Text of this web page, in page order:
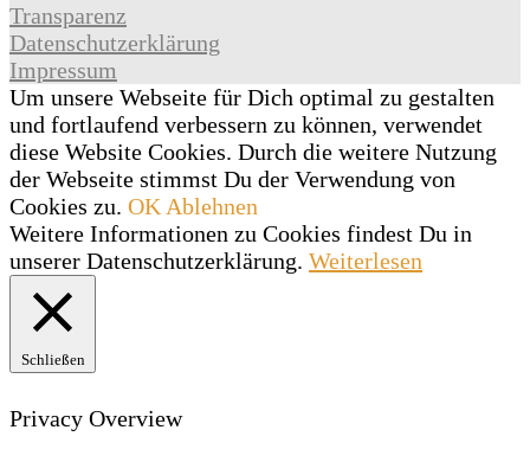
Transparenz
Datenschutzerklärung
Impressum
Um unsere Webseite für Dich optimal zu gestalten
und fortlaufend verbessern zu können, verwendet
diese Website Cookies. Durch die weitere Nutzung
der Webseite stimmst Du der Verwendung von
Cookies zu. OK Ablehnen
Weitere Informationen zu Cookies findest Du in
unserer Datenschutzerklärung. Weiterlesen
Schließen
Privacy Overview